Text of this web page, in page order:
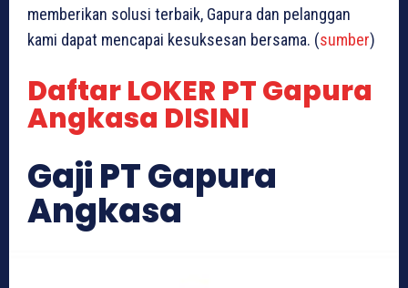
memberikan solusi terbaik, Gapura dan pelanggan
kami dapat mencapai kesuksesan bersama. (sumber)
Daftar LOKER PT Gapura
Angkasa DISINI
Gaji PT Gapura
Angkasa